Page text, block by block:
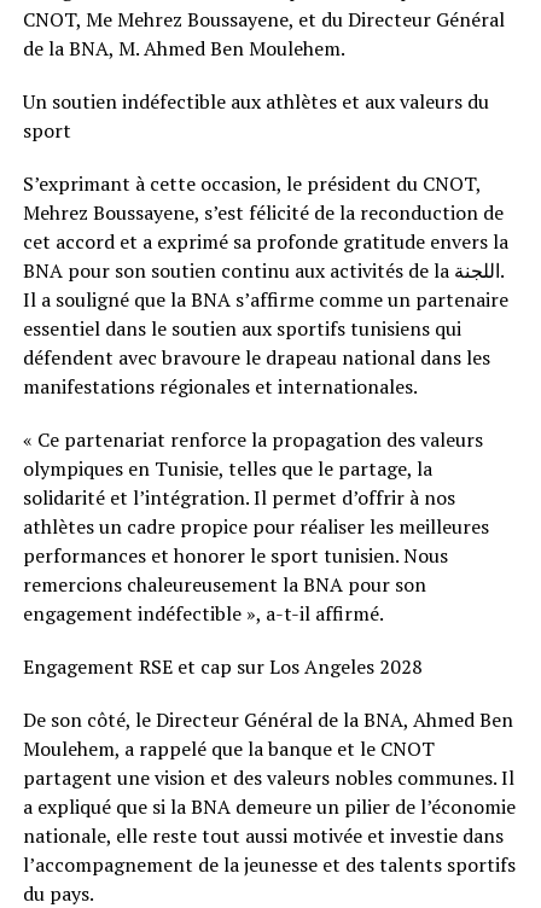
CNOT, Me Mehrez Boussayene, et du Directeur Général
de la BNA, M. Ahmed Ben Moulehem.
Un soutien indéfectible aux athlètes et aux valeurs du
sport
S’exprimant à cette occasion, le président du CNOT,
Mehrez Boussayene, s’est félicité de la reconduction de
cet accord et a exprimé sa profonde gratitude envers la
BNA pour son soutien continu aux activités de la اللجنة.
Il a souligné que la BNA s’affirme comme un partenaire
essentiel dans le soutien aux sportifs tunisiens qui
défendent avec bravoure le drapeau national dans les
manifestations régionales et internationales.
« Ce partenariat renforce la propagation des valeurs
olympiques en Tunisie, telles que le partage, la
solidarité et l’intégration. Il permet d’offrir à nos
athlètes un cadre propice pour réaliser les meilleures
performances et honorer le sport tunisien. Nous
remercions chaleureusement la BNA pour son
engagement indéfectible », a-t-il affirmé.
Engagement RSE et cap sur Los Angeles 2028
De son côté, le Directeur Général de la BNA, Ahmed Ben
Moulehem, a rappelé que la banque et le CNOT
partagent une vision et des valeurs nobles communes. Il
a expliqué que si la BNA demeure un pilier de l’économie
nationale, elle reste tout aussi motivée et investie dans
l’accompagnement de la jeunesse et des talents sportifs
du pays.